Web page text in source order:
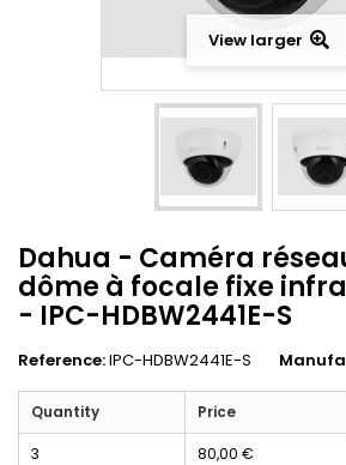
View larger
Dahua - Caméra
dôme à focale fixe
- IPC-HDBW2441E-S
Reference:IPC-HDBW2441E-S
Quantity Price
3 80,00 €